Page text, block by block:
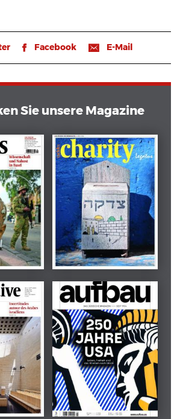
𝖿 Facebook 📧 E-Mail
Sie unsere Magazine
2024 März 2026
Beilage